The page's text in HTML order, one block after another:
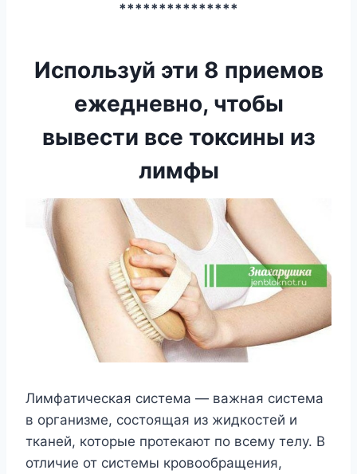
***************
Используй эти 8 приемов
ежедневно, чтобы
вывести все токсины из
лимфы
Лимфатическая система — важная система
в организме, состоящая из жидкостей и
тканей, которые протекают по всему телу. В
отличие от системы кровообращения,